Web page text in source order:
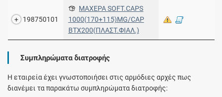
198750101
MAXEPA SOFT.CAPS
1000(170+115)MG/CAP
ΒΤΧ200(ΠΛΑΣΤ.ΦΙΑΛ.)
Συμπληρώματα διατροφής
Η εταιρεία έχει γνωστοποιήσει στις αρμόδιες αρχές πως
διανέμει τα παρακάτω συμπληρώματα διατροφής: